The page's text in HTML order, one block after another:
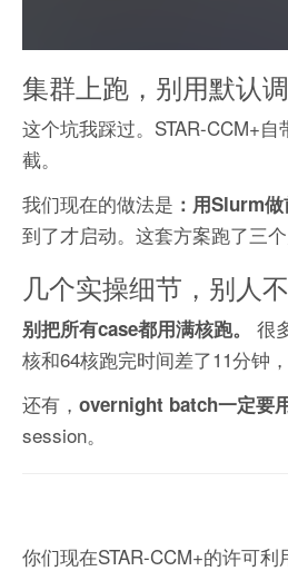
集群上跑，别用默认
这个坑我踩过。STAR-CCM+
截。
我们现在的做法是 ：用Slurm
到了才启动。这套方案跑了三
几个实操细节，别人
别把所有case都用满核跑。
很
核和64核跑完时间差了11分钟
还有， overnight batch一定要
session。
你们现在STAR-CCM+的许可